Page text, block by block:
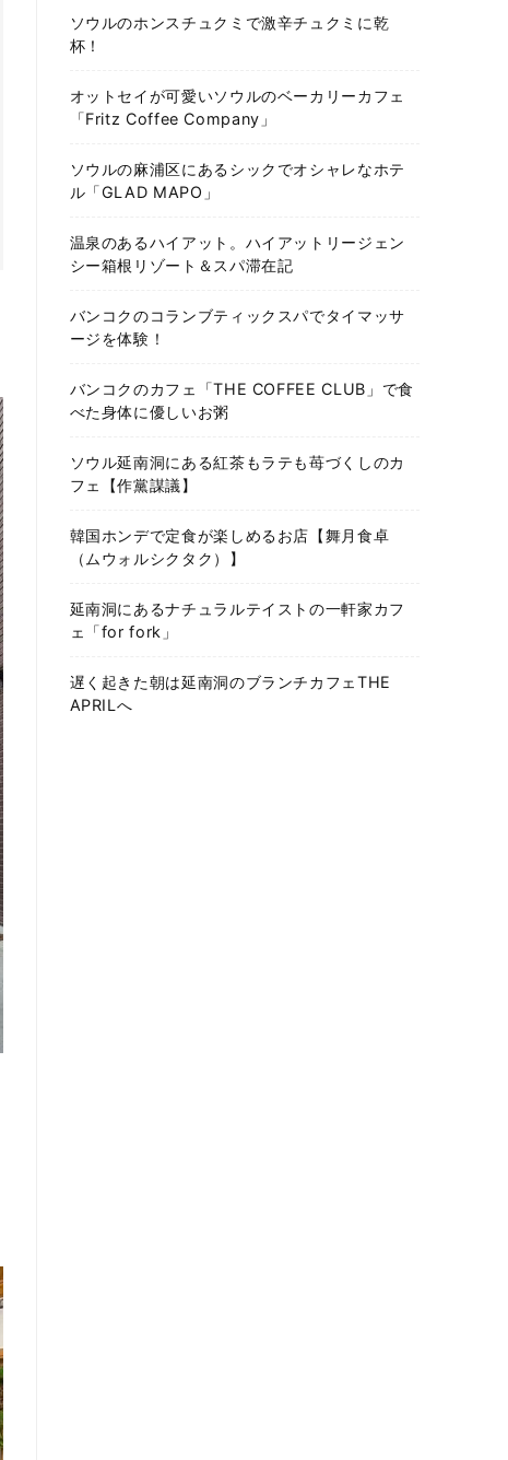
ソウルのホンスチュクミで激辛チュクミに乾
杯！
オットセイが可愛いソウルのベーカリーカフェ
「Fritz Coffee Company」
ソウルの麻浦区にあるシックでオシャレなホテ
ル「GLAD MAPO」
温泉のあるハイアット。ハイアットリージェン
シー箱根リゾート＆スパ滞在記
バンコクのコランブティックスパでタイマッサ
ージを体験！
バンコクのカフェ「THE COFFEE CLUB」で食
べた身体に優しいお粥
ソウル延南洞にある紅茶もラテも苺づくしのカ
フェ【作黨謀議】
韓国ホンデで定食が楽しめるお店【舞月食卓
（ムウォルシクタク）】
延南洞にあるナチュラルテイストの一軒家カフ
ェ「for fork」
遅く起きた朝は延南洞のブランチカフェTHE
APRILへ